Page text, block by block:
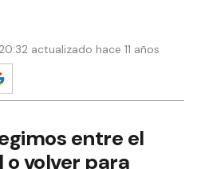
actualizado hace 11 años
entre el
volver para